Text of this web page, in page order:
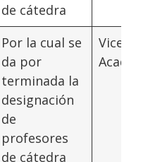
de cátedra
Por la cual se
da por
terminada la
designación
de
profesores
de cátedra
Académica